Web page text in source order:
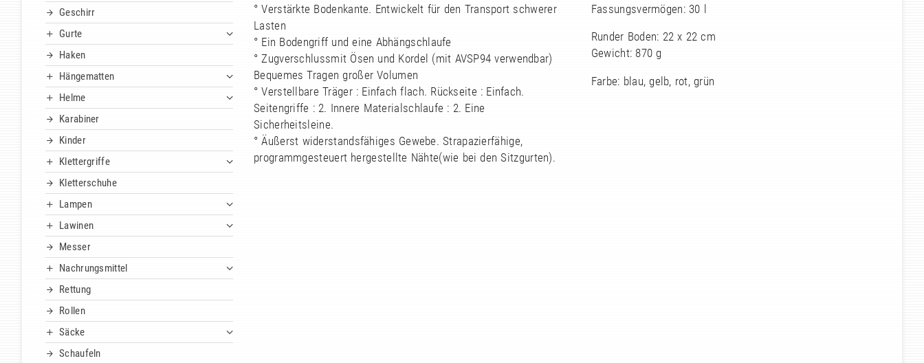
Geschirr
Gurte
Haken
Hängematten
Helme
Karabiner
Kinder
Klettergriffe
Kletterschuhe
Lampen
Lawinen
Messer
Nachrungsmittel
Rettung
Rollen
Säcke
Schaufeln
° Verstärkte Bodenkante. Entwickelt für den Transport schwerer
Lasten
° Ein Bodengriff und eine Abhängschlaufe
° Zugverschlussmit Ösen und Kordel (mit AVSP94 verwendbar)
Bequemes Tragen großer Volumen
° Verstellbare Träger : Einfach flach. Rückseite : Einfach.
Seitengriffe : 2. Innere Materialschlaufe : 2. Eine
Sicherheitsleine.
° Äußerst widerstandsfähiges Gewebe. Strapazierfähige,
programmgesteuert hergestellte Nähte(wie bei den Sitzgurten).
Fassungsvermögen: 30 l
Runder Boden: 22 x 22 cm
Gewicht: 870 g
Farbe: blau, gelb, rot, grün